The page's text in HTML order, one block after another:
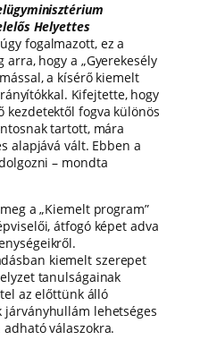
Helyettes
fogalmazott, ez a
hogy a „Gyerekesély
a kísérő kiemelt
Kifejtette, hogy
kezdetektől fogva különös
tartott, mára
alapjává vált. Ebben a
– mondta
a „Kiemelt program”
átfogó képet adva
kiemelt szerepet
tanulságainak
az előttünk álló
járványhullám lehetséges
válaszokra.